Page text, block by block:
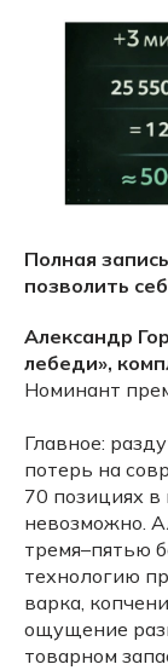
Полная запись
позволить
Александр
лебеди»,
Номинант
Главное:
потерь на
70 позициях
невозможно.
тремя–пятью
технологию
варка,
ощущение
товарном